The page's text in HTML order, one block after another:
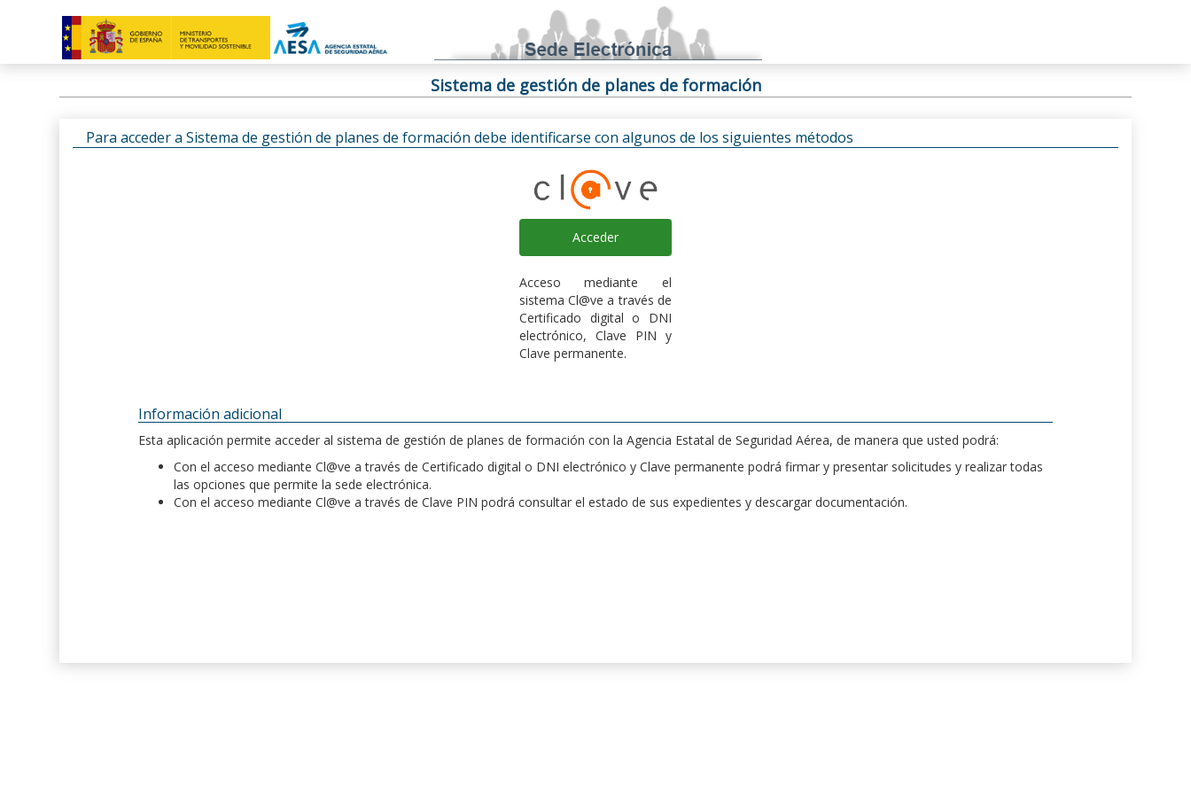
Sistema de gestión de planes de formación
Para acceder a Sistema de gestión de planes de formación debe identificarse con algunos de los siguientes métodos
Acceder
Acceso mediante el
sistema Cl@ve a través de
Certificado digital o DNI
electrónico, Clave PIN y
Clave permanente.
Información adicional
Esta aplicación permite acceder al sistema de gestión de planes de formación con la Agencia Estatal de Seguridad Aérea, de manera que usted podrá:
Con el acceso mediante Cl@ve a través de Certificado digital o DNI electrónico y Clave permanente podrá firmar y presentar solicitudes y realizar todas
las opciones que permite la sede electrónica.
Con el acceso mediante Cl@ve a través de Clave PIN podrá consultar el estado de sus expedientes y descargar documentación.